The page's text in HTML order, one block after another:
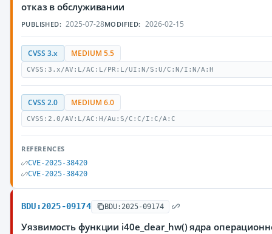
отказ в обслуживании
PUBLISHED: 2025-07-28MODIFIED: 2026-02-15
CVSS 3.x MEDIUM 5.5
CVSS:3.x/AV:L/AC:L/PR:L/UI:N/S:U/C:N/I:N/A:H
CVSS 2.0 MEDIUM 6.0
CVSS:2.0/AV:L/AC:H/Au:S/C:C/I:C/A:C
REFERENCES
CVE-2025-38420
CVE-2025-38420
BDU:2025-09174 BDU:2025-09174
Уязвимость функции i40e_clear_hw() ядра